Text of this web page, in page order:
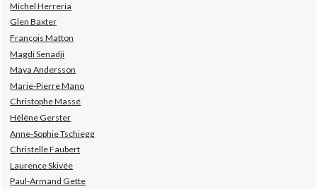
Michel Herreria
Glen Baxter
François Matton
Magdi Senadji
Maya Andersson
Marie-Pierre Mano
Christophe Massé
Hélène Gerster
Anne-Sophie Tschiegg
Christelle Faubert
Laurence Skivée
Paul-Armand Gette